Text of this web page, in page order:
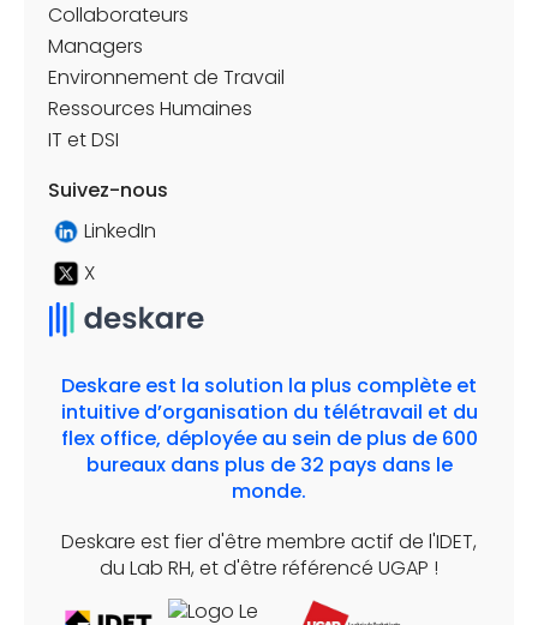
Collaborateurs
Managers
Environnement de Travail
Ressources Humaines
IT et DSI
Suivez-nous
LinkedIn
X
Deskare est la solution la plus complète et
intuitive d’organisation du télétravail et du
flex office, déployée au sein de plus de 600
bureaux dans plus de 32 pays dans le
monde.
Deskare est fier d'être membre actif de l'IDET,
du Lab RH, et d'être référencé UGAP !